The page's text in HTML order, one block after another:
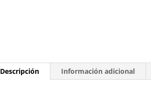
Descripción Información adicional